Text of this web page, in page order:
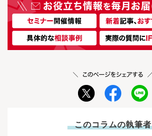
場合は、利回り4％以上で20年間運用すると、元
本と運用益の総額は1,800万円を超えます。毎月
5万円を積み立てる場合、利回り1％で運用した
としても、投資期間が30年に達する前に、元本
と運用益の総額が1,800万円になります。1,800
す。最後に、毎月10万円を積み立てた場合の元
で比較します。10年後、20年後、30年後のシミ
ュレーションは、以下のとおりです。毎月10万
たとしても、投資期間が20年に達する前に元本
と運用益の総額が1,800万円以上になります。1,
らないインパクトは大きくなります。非課税で
保有できる金額も増えました。旧制度の一般NIS
Aでは同時に非課税で運用できる金額は最大600
万円(120万円×5年)、つみたてNISAでは最大800
万円(40万円×20年)でした。一方で、2024年1月
枠限度の360万円を5年間投資すれば、非課税保
久化となり、2024年以降、いつでも口座開設が
可能です。成長投資枠では「上場株式・投資信
理・管理銘柄、②信託期間20年未満、高レバレ
ッジ型及び毎月分配型の投資信託等が除外とな
制が整っています。参照：カスタマーサービス
センター｜楽天証券「画面の操作方法や事務手
続きではなく、まとまった資金の運用や資産の
配分について一緒に考えてほしい」このような
資産運用の具体的なアドバイスを対面で受けた
するのがおすすめです。その代表的な場所とし
て、全国に店舗を展開している「投資信託相談
プラザ」があります。投資信託相談プラザで楽
天証券を活用した相談ができる理由は、大きく
営：株式会社Fan）は、楽天証券を所属金融商品
取引業者として「金融商品仲介業務の委託契
ら、大きな利益を得ることを期待して利用され
ています。投資はリスクを伴いますが、資産を
増やせる可能性が高くなります。効率的な資産
形成のためには、リスクを取りつつリターンが
期待できる投資を取り入れることが必要といえ
う言葉がありますが、資産運用と資産形成の意
味の違いをご存知でしょうか。資産形成は「ゼ
ロから資産を形成しようとすること」を指し、
資産運用は「現在持っている資産を運用し、更
は、資産運用の方法にはどんなものがあるので
運用をするならNISAを使った方がいいよって話
を聞くけど、NISA制度についてよくわかってい
ないんだよね」という声をよく聞きます。まず
はNISA制度の概要について確認しましょう。※
①整理銘柄・監理銘柄②信託期間20年未満、毎
る」（金融庁）をもとに株式会社Fanが作成NIS
Aには投資信託等の運用益が非課税になる制度で
す。通常は、運用で得た利益に対しては20.31
5％の税金がかかります。しかし、NISA口座で
用益には税金がかからず、非課税のメリットを
このコラムの執筆者